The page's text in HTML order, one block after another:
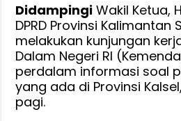
Didampingi Wakil Ketua,
DPRD Provinsi Kalimantan
melakukan kunjungan
Dalam Negeri RI
perdalam informasi soal
yang ada di Provinsi
pagi.